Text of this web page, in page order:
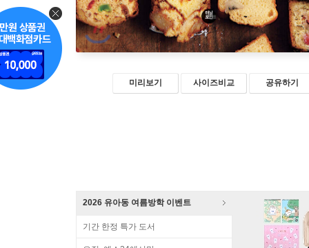
미리보기 사이즈비교 공유하기
2026 유아동 여름방학 이벤트
기간 한정 특가 도서